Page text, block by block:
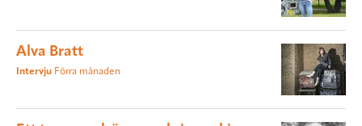
Alva Bratt
Intervju Förra månaden